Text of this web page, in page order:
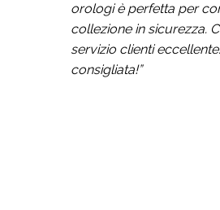
orologi è perfetta per
collezione in sicurezza.
servizio clienti
consigliata!”